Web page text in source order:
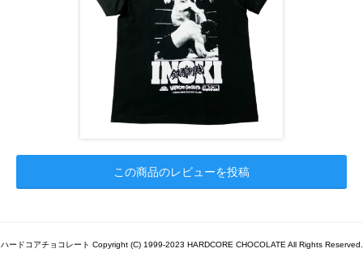
この商品のレビューを投稿
ハードコアチョコレート Copyright (C) 1999-2023 HARDCORE CHOCOLATE All Rights Reserved.